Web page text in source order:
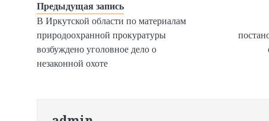
Предыдущая запись
В Иркутской области по материалам
природоохранной прокуратуры
возбуждено уголовное дело о
незаконной охоте